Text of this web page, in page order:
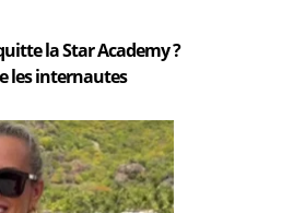
la Star Academy ?
les internautes